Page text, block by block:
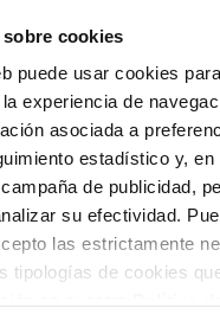
cookies
puede usar cookies
experiencia de
asociada a
estadístico y,
de publicidad,
su efectividad.
las estrictamente
tipologías de cookies
Confeccionado en tejido de
ofrece comodidad y estilo a
bordado en el pecho
ideal para combinar con
PRODUCTO
Y CAMBIOS